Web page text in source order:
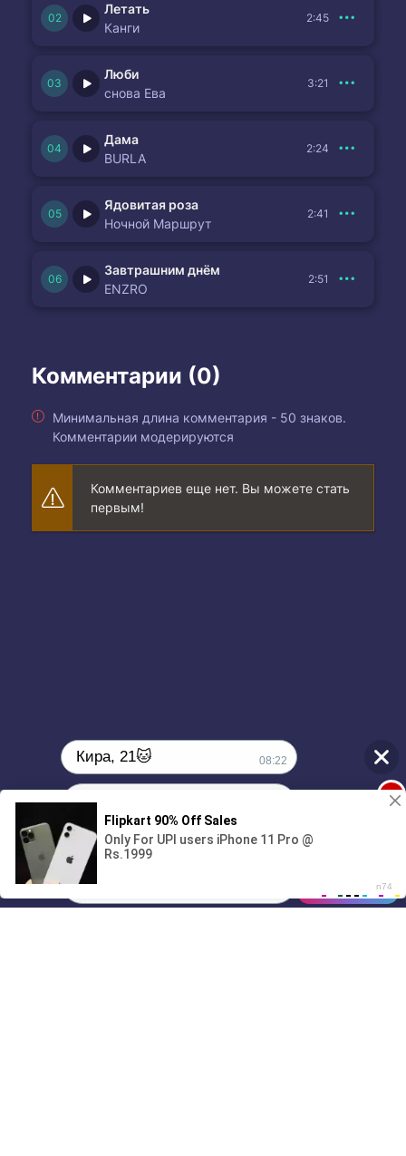
Летать
Канги
2:45
Люби
снова Ева
3:21
Дама
BURLA
2:24
Ядовитая роза
Ночной Маршрут
2:41
Завтрашним днём
ENZRO
2:51
Комментарии (0)
Минимальная длина комментария - 50 знаков.
Комментарии модерируются
Комментариев еще нет. Вы можете стать
первым!
01/07
00:00
Кира, 21🐱 08:22
Поиграешь со мной? 💖🐾 1